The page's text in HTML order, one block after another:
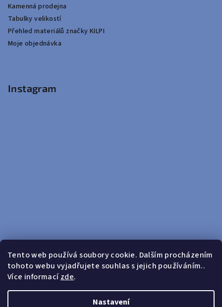
Tento web používá soubory cookie. Dalším procházením
tohoto webu vyjadřujete souhlas s jejich používáním..
Více informacízde.
Nastavení
Kamenná prodejna
Tabulky velikostí
Přehled materiálů značky KILPI
Moje objednávka
Instagram
Sledovat na Instagramu
Doprava zdarma od 599 Kč